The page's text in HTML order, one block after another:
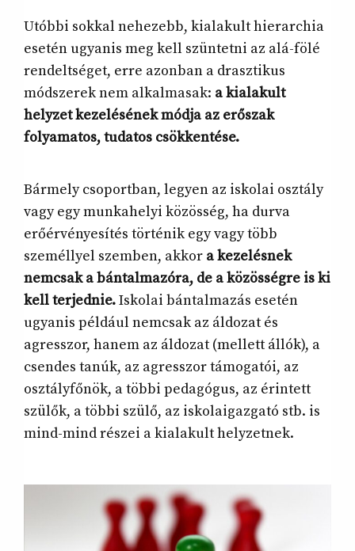
Utóbbi sokkal nehezebb, kialakult hierarchia
esetén ugyanis meg kell szüntetni az alá-fölé
rendeltséget, erre azonban a drasztikus
módszerek nem alkalmasak: a kialakult
helyzet kezelésének módja az erőszak
folyamatos, tudatos csökkentése.
Bármely csoportban, legyen az iskolai osztály
vagy egy munkahelyi közösség, ha durva
erőérvényesítés történik egy vagy több
személlyel szemben, akkor a kezelésnek
nemcsak a bántalmazóra, de a közösségre is ki
kell terjednie.Iskolai bántalmazás esetén
ugyanis például nemcsak az áldozat és
agresszor, hanem az áldozat (mellett állók), a
csendes tanúk, az agresszor támogatói, az
osztályfőnök, a többi pedagógus, az érintett
szülők, a többi szülő, az iskolaigazgató stb. is
mind-mind részei a kialakult helyzetnek.